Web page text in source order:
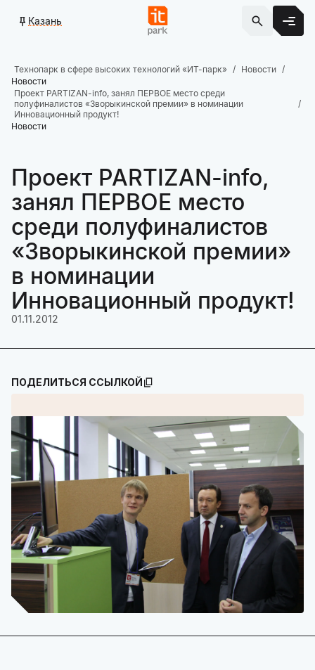
Казань
Технопарк в сфере высоких технологий «ИТ-парк»
Новости
Новости
Проект PARTIZAN-info, занял ПЕРВОЕ место среди
полуфиналистов «Зворыкинской премии» в номинации
Инновационный продукт!
Новости
Проект PARTIZAN-info,
занял ПЕРВОЕ место
среди полуфиналистов
«Зворыкинской премии»
в номинации
Инновационный продукт!
01.11.2012
ПОДЕЛИТЬСЯ ССЫЛКОЙ